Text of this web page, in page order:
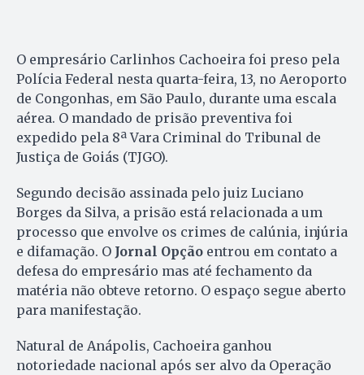
O empresário Carlinhos Cachoeira foi preso pela
Polícia Federal nesta quarta-feira, 13, no Aeroporto
de Congonhas, em São Paulo, durante uma escala
aérea. O mandado de prisão preventiva foi
expedido pela 8ª Vara Criminal do Tribunal de
Justiça de Goiás (TJGO).
Segundo decisão assinada pelo juiz Luciano
Borges da Silva, a prisão está relacionada a um
processo que envolve os crimes de calúnia, injúria
e difamação. O Jornal Opção entrou em contato a
defesa do empresário mas até fechamento da
matéria não obteve retorno. O espaço segue aberto
para manifestação.
Natural de Anápolis, Cachoeira ganhou
notoriedade nacional após ser alvo da Operação